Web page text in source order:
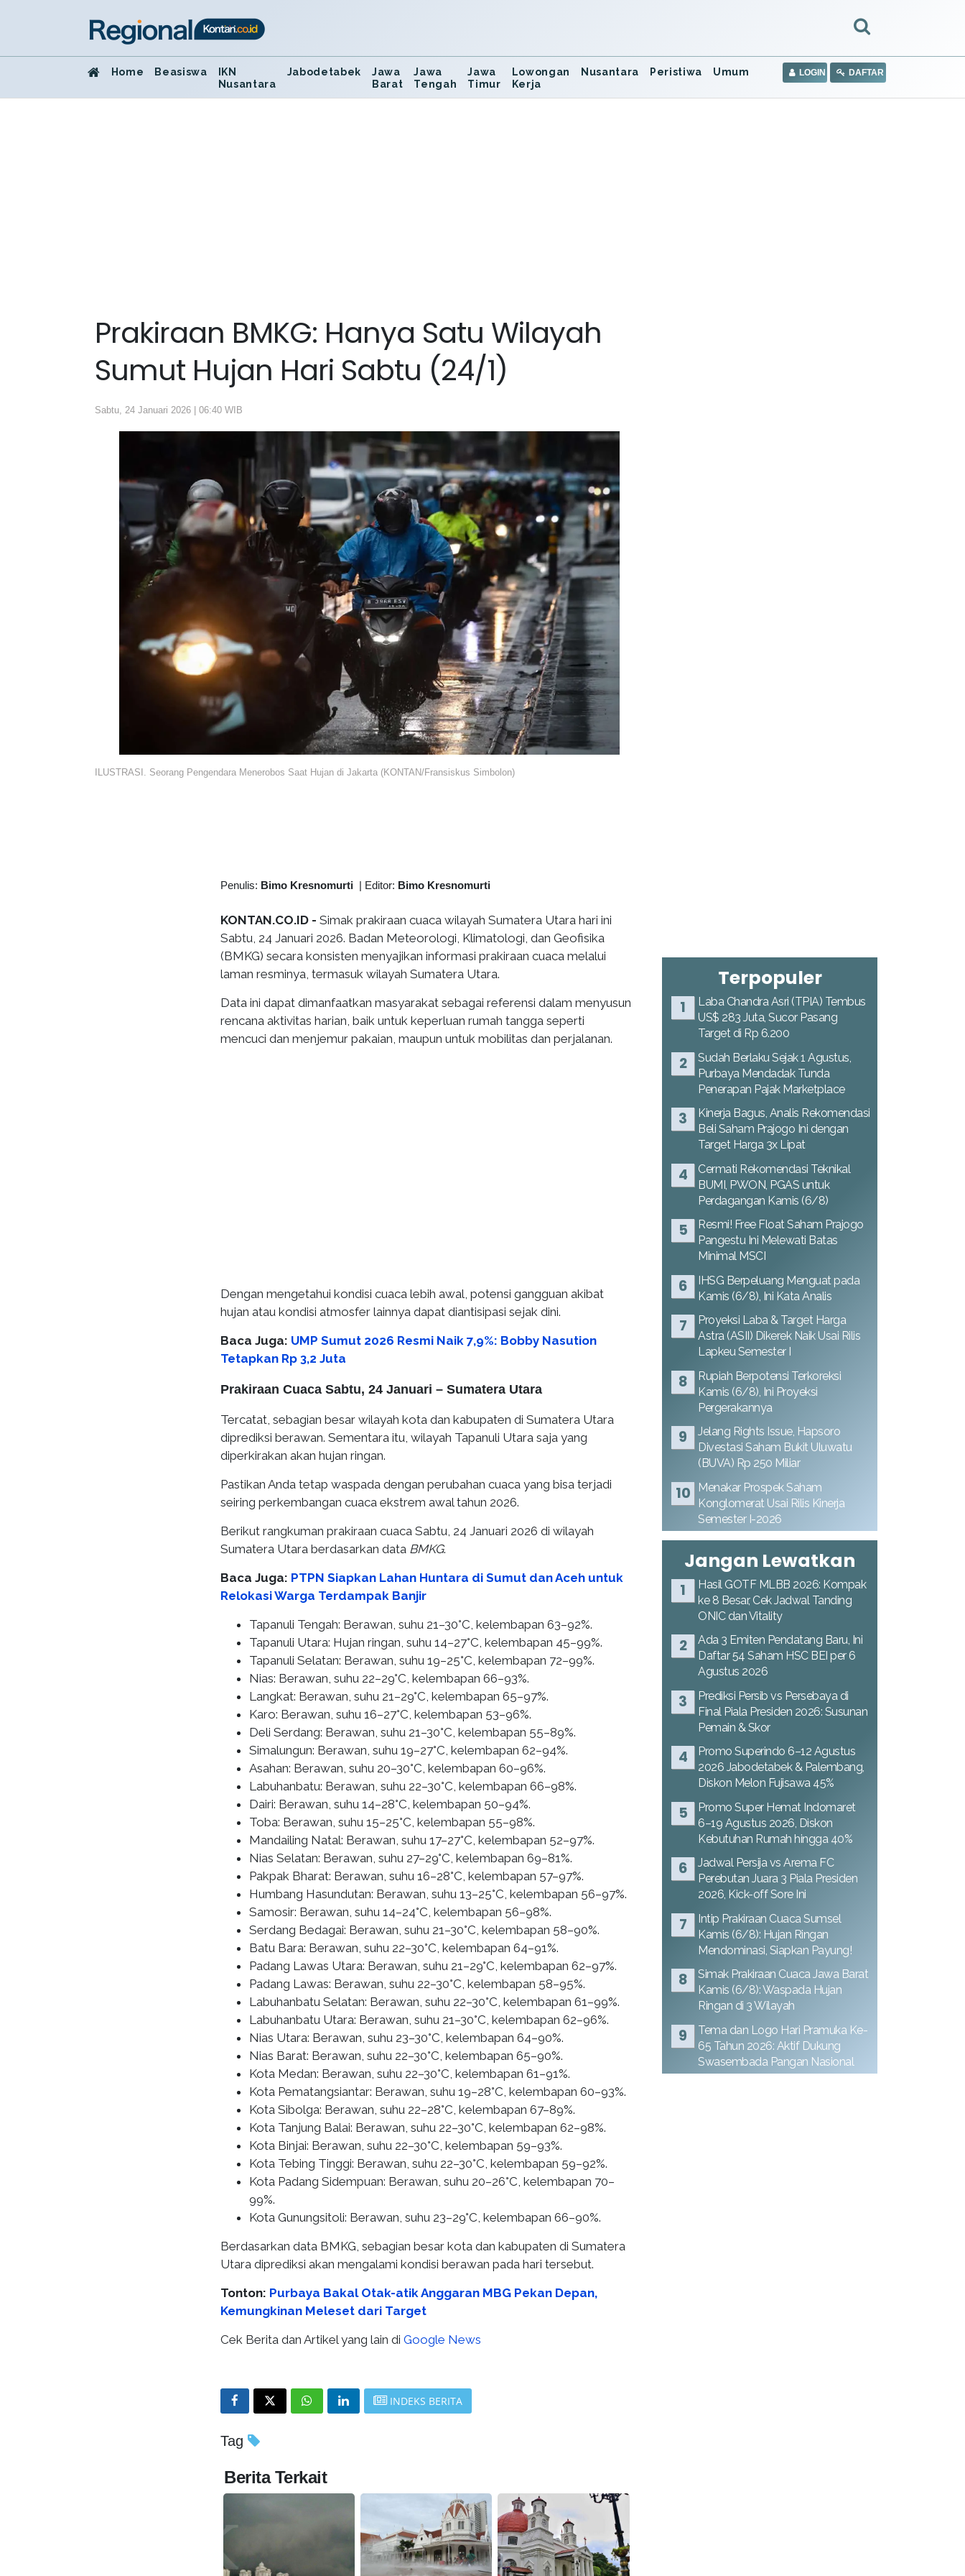
Home Beasiswa
IKN
Nusantara
Jabodetabek
Jawa
Barat
Jawa
Tengah
Jawa
Timur
Lowongan
Kerja
Nusantara Peristiwa Umum LOGIN DAFTAR
Prakiraan BMKG: Hanya Satu Wilayah
Sumut Hujan Hari Sabtu (24/1)
Sabtu, 24 Januari 2026 | 06:40 WIB
ILUSTRASI. Seorang Pengendara Menerobos Saat Hujan di Jakarta (KONTAN/Fransiskus Simbolon)
Penulis: Bimo Kresnomurti | Editor: Bimo Kresnomurti
KONTAN.CO.ID - Simak prakiraan cuaca wilayah Sumatera Utara hari ini
Sabtu, 24 Januari 2026. Badan Meteorologi, Klimatologi, dan Geofisika
(BMKG) secara konsisten menyajikan informasi prakiraan cuaca melalui
laman resminya, termasuk wilayah Sumatera Utara.
Data ini dapat dimanfaatkan masyarakat sebagai referensi dalam menyusun
rencana aktivitas harian, baik untuk keperluan rumah tangga seperti
mencuci dan menjemur pakaian, maupun untuk mobilitas dan perjalanan.
Dengan mengetahui kondisi cuaca lebih awal, potensi gangguan akibat
hujan atau kondisi atmosfer lainnya dapat diantisipasi sejak dini.
Baca Juga: UMP Sumut 2026 Resmi Naik 7,9%: Bobby Nasution
Tetapkan Rp 3,2 Juta
Prakiraan Cuaca Sabtu, 24 Januari – Sumatera Utara
Tercatat, sebagian besar wilayah kota dan kabupaten di Sumatera Utara
diprediksi berawan. Sementara itu, wilayah Tapanuli Utara saja yang
diperkirakan akan hujan ringan.
Pastikan Anda tetap waspada dengan perubahan cuaca yang bisa terjadi
seiring perkembangan cuaca ekstrem awal tahun 2026.
Berikut rangkuman prakiraan cuaca Sabtu, 24 Januari 2026 di wilayah
Sumatera Utara berdasarkan data BMKG.
Baca Juga: PTPN Siapkan Lahan Huntara di Sumut dan Aceh untuk
Relokasi Warga Terdampak Banjir
Tapanuli Tengah: Berawan, suhu 21–30°C, kelembapan 63–92%.
Tapanuli Utara: Hujan ringan, suhu 14–27°C, kelembapan 45–99%.
Tapanuli Selatan: Berawan, suhu 19–25°C, kelembapan 72–99%.
Nias: Berawan, suhu 22–29°C, kelembapan 66–93%.
Langkat: Berawan, suhu 21–29°C, kelembapan 65–97%.
Karo: Berawan, suhu 16–27°C, kelembapan 53–96%.
Deli Serdang: Berawan, suhu 21–30°C, kelembapan 55–89%.
Simalungun: Berawan, suhu 19–27°C, kelembapan 62–94%.
Asahan: Berawan, suhu 20–30°C, kelembapan 60–96%.
Labuhanbatu: Berawan, suhu 22–30°C, kelembapan 66–98%.
Dairi: Berawan, suhu 14–28°C, kelembapan 50–94%.
Toba: Berawan, suhu 15–25°C, kelembapan 55–98%.
Mandailing Natal: Berawan, suhu 17–27°C, kelembapan 52–97%.
Nias Selatan: Berawan, suhu 27–29°C, kelembapan 69–81%.
Pakpak Bharat: Berawan, suhu 16–28°C, kelembapan 57–97%.
Humbang Hasundutan: Berawan, suhu 13–25°C, kelembapan 56–97%.
Samosir: Berawan, suhu 14–24°C, kelembapan 56–98%.
Serdang Bedagai: Berawan, suhu 21–30°C, kelembapan 58–90%.
Batu Bara: Berawan, suhu 22–30°C, kelembapan 64–91%.
Padang Lawas Utara: Berawan, suhu 21–29°C, kelembapan 62–97%.
Padang Lawas: Berawan, suhu 22–30°C, kelembapan 58–95%.
Labuhanbatu Selatan: Berawan, suhu 22–30°C, kelembapan 61–99%.
Labuhanbatu Utara: Berawan, suhu 21–30°C, kelembapan 62–96%.
Nias Utara: Berawan, suhu 23–30°C, kelembapan 64–90%.
Nias Barat: Berawan, suhu 22–30°C, kelembapan 65–90%.
Kota Medan: Berawan, suhu 22–30°C, kelembapan 61–91%.
Kota Pematangsiantar: Berawan, suhu 19–28°C, kelembapan 60–93%.
Kota Sibolga: Berawan, suhu 22–28°C, kelembapan 67–89%.
Kota Tanjung Balai: Berawan, suhu 22–30°C, kelembapan 62–98%.
Kota Binjai: Berawan, suhu 22–30°C, kelembapan 59–93%.
Kota Tebing Tinggi: Berawan, suhu 22–30°C, kelembapan 59–92%.
Kota Padang Sidempuan: Berawan, suhu 20–26°C, kelembapan 70–
99%.
Kota Gunungsitoli: Berawan, suhu 23–29°C, kelembapan 66–90%.
Berdasarkan data BMKG, sebagian besar kota dan kabupaten di Sumatera
Utara diprediksi akan mengalami kondisi berawan pada hari tersebut.
Tonton: Purbaya Bakal Otak-atik Anggaran MBG Pekan Depan,
Kemungkinan Meleset dari Target
Cek Berita dan Artikel yang lain di Google News
INDEKS BERITA
Tag
Berita Terkait
Terpopuler
Laba Chandra Asri (TPIA) Tembus
US$ 283 Juta, Sucor Pasang
Target di Rp 6.200
Sudah Berlaku Sejak 1 Agustus,
Purbaya Mendadak Tunda
Penerapan Pajak Marketplace
Kinerja Bagus, Analis Rekomendasi
Beli Saham Prajogo Ini dengan
Target Harga 3x Lipat
Cermati Rekomendasi Teknikal
BUMI, PWON, PGAS untuk
Perdagangan Kamis (6/8)
Resmi! Free Float Saham Prajogo
Pangestu Ini Melewati Batas
Minimal MSCI
IHSG Berpeluang Menguat pada
Kamis (6/8), Ini Kata Analis
Proyeksi Laba & Target Harga
Astra (ASII) Dikerek Naik Usai Rilis
Lapkeu Semester I
Rupiah Berpotensi Terkoreksi
Kamis (6/8), Ini Proyeksi
Pergerakannya
Jelang Rights Issue, Hapsoro
Divestasi Saham Bukit Uluwatu
(BUVA) Rp 250 Miliar
Menakar Prospek Saham
Konglomerat Usai Rilis Kinerja
Semester I-2026
Jangan Lewatkan
Hasil GOTF MLBB 2026: Kompak
ke 8 Besar, Cek Jadwal Tanding
ONIC dan Vitality
Ada 3 Emiten Pendatang Baru, Ini
Daftar 54 Saham HSC BEI per 6
Agustus 2026
Prediksi Persib vs Persebaya di
Final Piala Presiden 2026: Susunan
Pemain & Skor
Promo Superindo 6–12 Agustus
2026 Jabodetabek & Palembang,
Diskon Melon Fujisawa 45%
Promo Super Hemat Indomaret
6–19 Agustus 2026, Diskon
Kebutuhan Rumah hingga 40%
Jadwal Persija vs Arema FC
Perebutan Juara 3 Piala Presiden
2026, Kick-off Sore Ini
Intip Prakiraan Cuaca Sumsel
Kamis (6/8): Hujan Ringan
Mendominasi, Siapkan Payung!
Simak Prakiraan Cuaca Jawa Barat
Kamis (6/8): Waspada Hujan
Ringan di 3 Wilayah
Tema dan Logo Hari Pramuka Ke-
65 Tahun 2026: Aktif Dukung
Swasembada Pangan Nasional